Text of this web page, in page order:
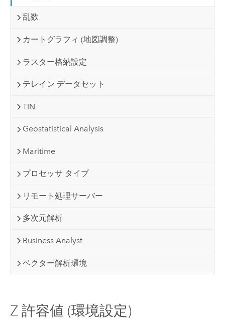
乱数
カートグラフィ (地図調整)
ラスター格納設定
テレイン データセット
TIN
Geostatistical Analysis
Maritime
プロセッサ タイプ
リモート処理サーバー
多次元解析
Business Analyst
ベクター解析環境
Z 許容値 (環境設定)